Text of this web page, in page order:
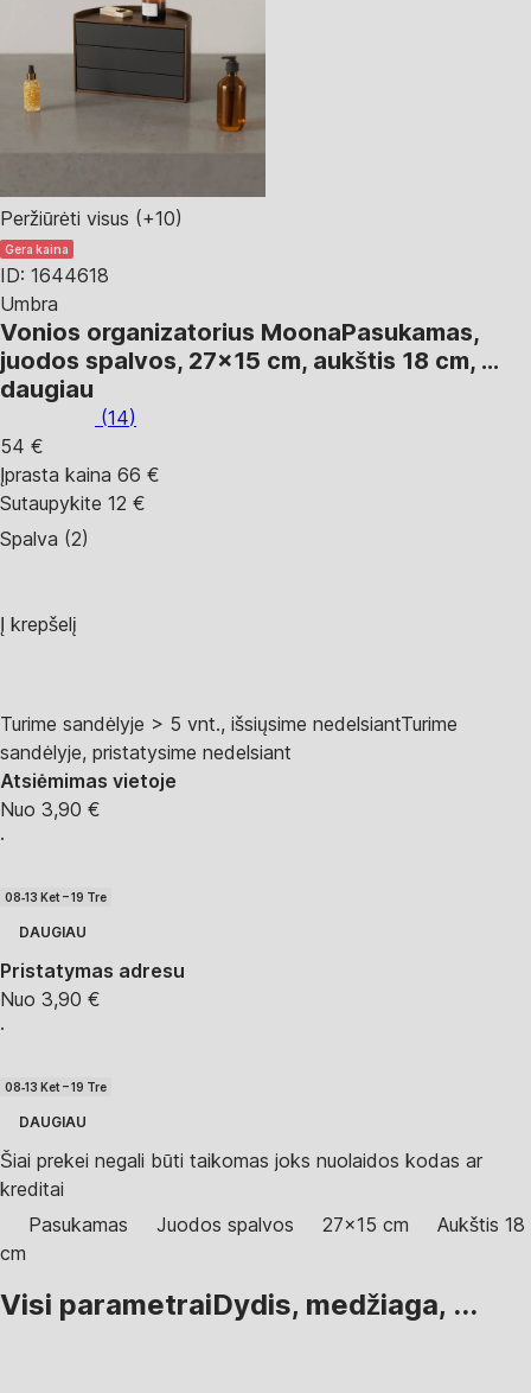
Peržiūrėti visus (+10)
Gera kaina
ID: 1644618
Umbra
Vonios organizatorius MoonaPasukamas,
juodos spalvos, 27x15 cm, aukštis 18 cm, …
daugiau
(14)
54 €
Įprasta kaina 66 €
Sutaupykite 12 €
Spalva (2)
Į krepšelį
Turime sandėlyje > 5 vnt., išsiųsime nedelsiantTurime
sandėlyje, pristatysime nedelsiant
Atsiėmimas vietoje
Nuo 3,90 €
·
08‑13 Ket – 19 Tre
DAUGIAU
Pristatymas adresu
Nuo 3,90 €
·
08‑13 Ket – 19 Tre
DAUGIAU
Šiai prekei negali būti taikomas joks nuolaidos kodas ar
kreditai
Pasukamas
Juodos spalvos 27x15 cm
Aukštis 18
cm
Visi parametraiDydis, medžiaga, ...